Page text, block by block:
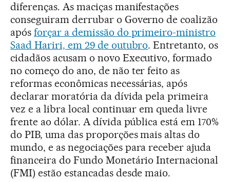
diferenças. As maciças manifestações
conseguiram derrubar o Governo de coalizão
após forçar a demissão do primeiro-ministro
Saad Hariri, em 29 de outubro. Entretanto, os
cidadãos acusam o novo Executivo, formado
no começo do ano, de não ter feito as
reformas econômicas necessárias, após
declarar moratória da dívida pela primeira
vez e a libra local continuar em queda livre
frente ao dólar. A dívida pública está em 170%
do PIB, uma das proporções mais altas do
mundo, e as negociações para receber ajuda
financeira do Fundo Monetário Internacional
(FMI) estão estancadas desde maio.